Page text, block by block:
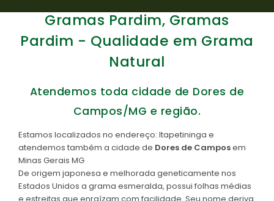
GRAMAS
DICAS
CONTATO
Gramas Pardim, Gramas
Pardim - Qualidade em Grama
Natural
Atendemos toda cidade de Dores de
Campos/MG e região.
Estamos localizados no endereço: Itapetininga e
atendemos também a cidade de Dores de Camposem
Minas Gerais MG
De origem japonesa e melhorada geneticamente nos
Estados Unidos a grama esmeralda, possui folhas médias